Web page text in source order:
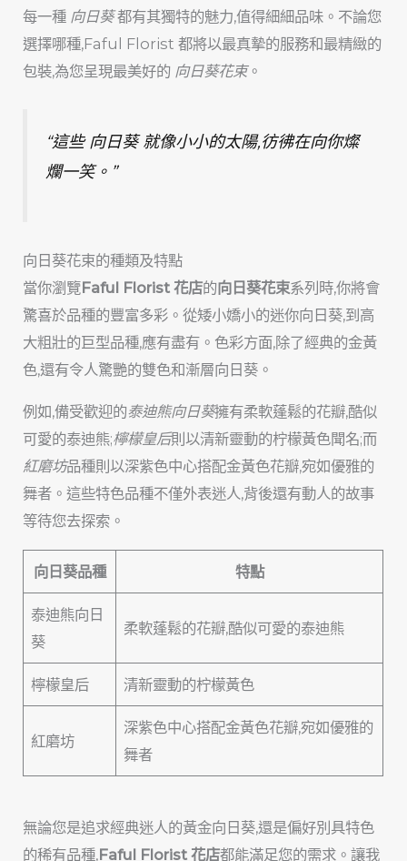
每一種 向日葵都有其獨特的魅力,值得細細品味。不論您
選擇哪種,Faful Florist 都將以最真摯的服務和最精緻的
包裝,為您呈現最美好的 向日葵花束。
“這些 向日葵就像小小的太陽,彷彿在向你燦
爛一笑。”
向日葵花束的種類及特點
當你瀏覽Faful Florist 花店的向日葵花束系列時,你將會
驚喜於品種的豐富多彩。從矮小嬌小的迷你向日葵,到高
大粗壯的巨型品種,應有盡有。色彩方面,除了經典的金黃
色,還有令人驚艷的雙色和漸層向日葵。
例如,備受歡迎的泰迪熊向日葵擁有柔軟蓬鬆的花瓣,酷似
可愛的泰迪熊;檸檬皇后則以清新靈動的柠檬黃色聞名;而
紅磨坊品種則以深紫色中心搭配金黃色花瓣,宛如優雅的
舞者。這些特色品種不僅外表迷人,背後還有動人的故事
等待您去探索。
向日葵品種 特點
泰迪熊向日
葵
柔軟蓬鬆的花瓣,酷似可愛的泰迪熊
檸檬皇后 清新靈動的柠檬黃色
紅磨坊
深紫色中心搭配金黃色花瓣,宛如優雅的
舞者
無論您是追求經典迷人的黃金向日葵,還是偏好別具特色
的稀有品種,Faful Florist 花店都能滿足您的需求。讓我